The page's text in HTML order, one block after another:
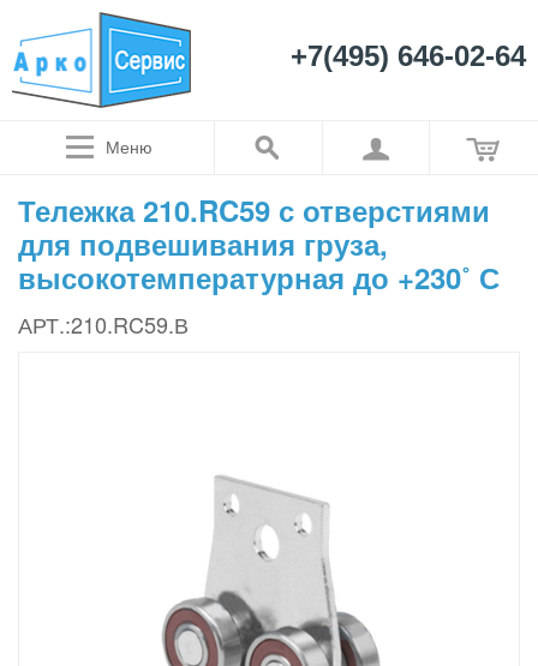
+7(495) 646-02-64
Меню
Тележка 210.RC59 с отверстиями
для подвешивания груза,
высокотемпературная до +230˚ С
АРТ.:210.RC59.В